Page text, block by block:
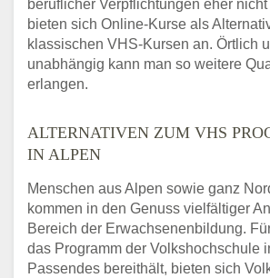
beruflicher Verpflichtungen eher
bieten sich Online-Kurse als
klassischen VHS-Kursen an. Örtlich
unabhängig kann man so weitere
erlangen.
ALTERNATIVEN ZUM VHS
IN ALPEN
Menschen aus Alpen sowie ganz
kommen in den Genuss vielfältiger
Bereich der Erwachsenenbildung.
das Programm der Volkshochschule
Passendes bereithält, bieten sich